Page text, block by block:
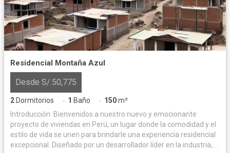
Residencial Montaña Azul
Desde S/.50,775
2 Dormitorios · 1 Baño · 150m²
Introducción: Bienvenidos a nuestro nuevo y emocionante
proyecto de viviendas en Perú, un lugar donde la comodidad y el
estilo de vida se unen para brindarle una experiencia residencial
excepcional. Diseñado por un desarrollador líder en la industria,